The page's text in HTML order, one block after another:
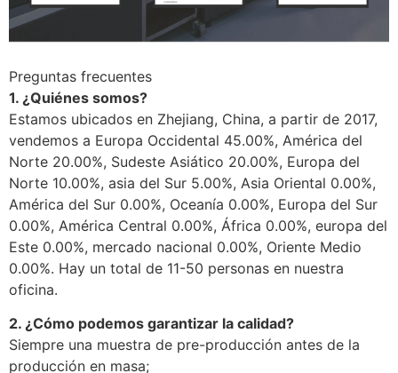
Preguntas frecuentes
1. ¿Quiénes somos?
Estamos ubicados en Zhejiang, China, a partir de 2017,
vendemos a Europa Occidental 45.00%, América del
Norte 20.00%, Sudeste Asiático 20.00%, Europa del
Norte 10.00%, asia del Sur 5.00%, Asia Oriental 0.00%,
América del Sur 0.00%, Oceanía 0.00%, Europa del Sur
0.00%, América Central 0.00%, África 0.00%, europa del
Este 0.00%, mercado nacional 0.00%, Oriente Medio
0.00%. Hay un total de 11-50 personas en nuestra
oficina.
2. ¿Cómo podemos garantizar la calidad?
Siempre una muestra de pre-producción antes de la
producción en masa;